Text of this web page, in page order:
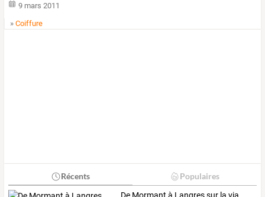
9 mars 2011
»Coiffure
Récents Populaires